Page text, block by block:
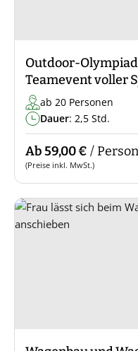
Outdoor-
Teamevent voller
ab 20 Personen
Dauer: 2,5 Std.
Ab 59,00 € / Person
(Preise inkl. MwSt.)